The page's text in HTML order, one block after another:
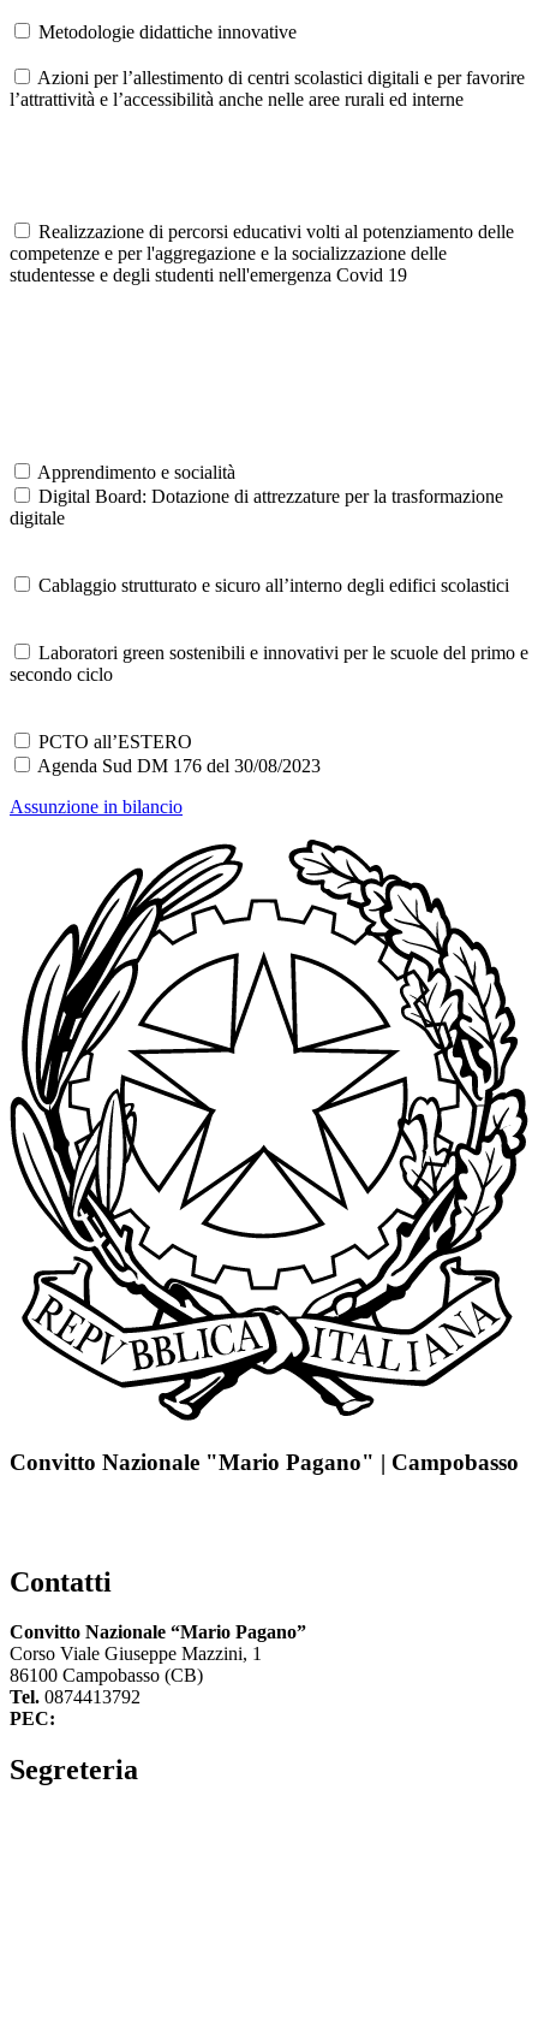
Metodologie didattiche innovative
Azioni per l’allestimento di centri scolastici digitali e per favorire
l’attrattività e l’accessibilità anche nelle aree rurali ed interne
Realizzazione di percorsi educativi volti al potenziamento delle
competenze e per l'aggregazione e la socializzazione delle
studentesse e degli studenti nell'emergenza Covid 19
Apprendimento e socialità
Digital Board: Dotazione di attrezzature per la trasformazione
digitale
Cablaggio strutturato e sicuro all’interno degli edifici scolastici
Laboratori green sostenibili e innovativi per le scuole del primo e
secondo ciclo
PCTO all’ESTERO
Agenda Sud DM 176 del 30/08/2023
Assunzione in bilancio
Convitto Nazionale "Mario Pagano" | Campobasso
Contatti
Convitto Nazionale “Mario Pagano”
Corso Viale Giuseppe Mazzini, 1
86100 Campobasso (CB)
Tel. 0874413792
PEC:
Segreteria